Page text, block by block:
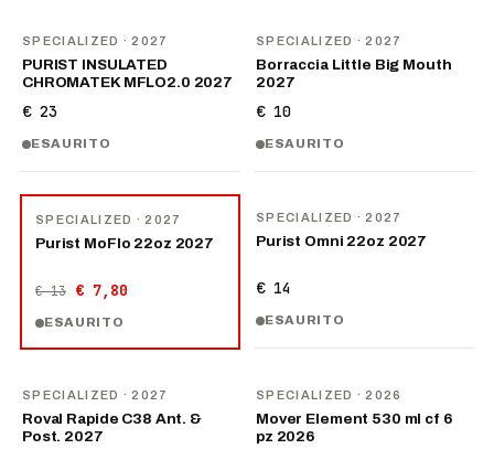
SPECIALIZED · 2027
PURIST INSULATED
CHROMATEK MFLO2.0 2027
€ 23
ESAURITO
SPECIALIZED · 2027
Borraccia Little Big Mouth
2027
€ 10
ESAURITO
SPECIALIZED · 2027
Purist MoFlo 22oz 2027
€ 13 € 7,80
ESAURITO
SPECIALIZED · 2027
Purist Omni 22oz 2027
€ 14
ESAURITO
SPECIALIZED · 2027
Roval Rapide C38 Ant. &
Post. 2027
SPECIALIZED · 2026
Mover Element 530 ml cf 6
pz 2026